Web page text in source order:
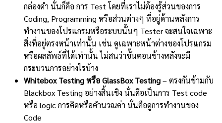
กล่องดำ นั่นก็คือ การ Test โดยที่เราไม่ต้องรู้ส่วนของการ
Coding, Programming หรือส่วนต่างๆ ที่อยู่ด้านหลังการ
ทำงานของโปรแกรมหรือระบบนั้นๆ Tester จะสนใจเฉพาะ
สิ่งที่อยู่ตรงหน้าเท่านั้น เช่น ดูเฉพาะหน้าต่างของโปรแกรม
หรือผลลัพธ์ที่ได้เท่านั้น ไม่สนว่าขั้นตอนข้างหลังจะมี
กระบวนการอย่างไรบ้าง
Whitebox Testing หรือ GlassBox Testing– ตรงกันข้ามกับ
Blackbox Testing อย่างสิ้นเชิง นั่นคือเป็นการ Test code
หรือ logic การคิดหรือคำนวณค่า นั่นคือดูการทำงานของ
Code